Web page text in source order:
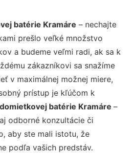
batérie Kramáre – nechajte
prešlo veľké množstvo
a budeme veľmi radi, ak sa k
zákazníkovi sa snažíme
v maximálnej možnej miere,
prístup je kľúčom k
batérie Kramáre –
odborné konzultácie či
aby ste mali istotu, že
podľa vašich predstáv.